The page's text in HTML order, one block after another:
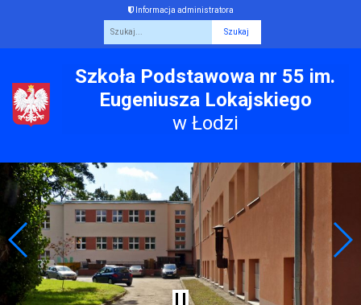
Informacja administratora
Szkoła Podstawowa nr 55 im.
Eugeniusza Lokajskiego
w Łodzi